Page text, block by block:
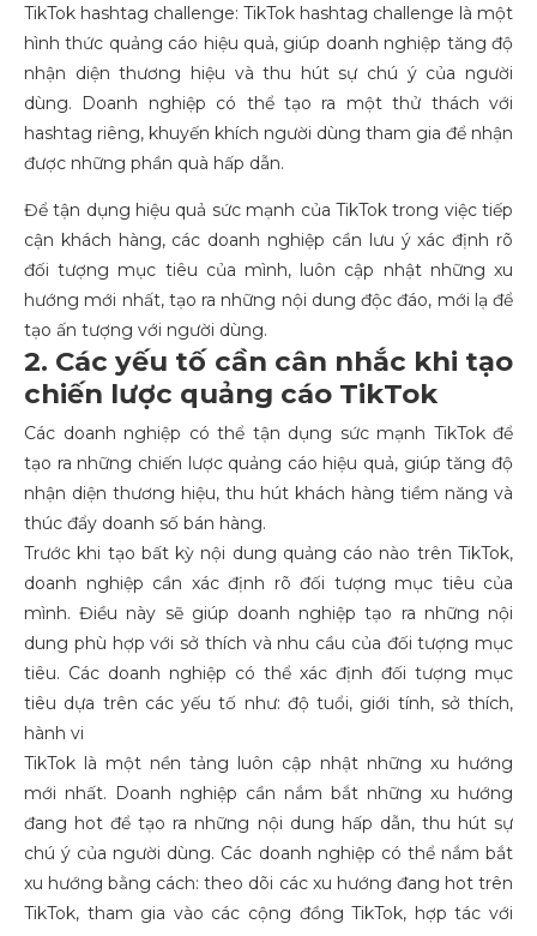
TikTok hashtag challenge: TikTok hashtag challenge là một
hình thức quảng cáo hiệu quả, giúp doanh nghiệp tăng độ
nhận diện thương hiệu và thu hút sự chú ý của người
dùng. Doanh nghiệp có thể tạo ra một thử thách với
hashtag riêng, khuyến khích người dùng tham gia để nhận
được những phần quà hấp dẫn.
Để tận dụng hiệu quả sức mạnh của TikTok trong việc tiếp
cận khách hàng, các doanh nghiệp cần lưu ý xác định rõ
đối tượng mục tiêu của mình, luôn cập nhật những xu
hướng mới nhất, tạo ra những nội dung độc đáo, mới lạ để
tạo ấn tượng với người dùng.
2. Các yếu tố cần cân nhắc khi tạo
chiến lược quảng cáo TikTok
Các doanh nghiệp có thể tận dụng sức mạnh TikTok để
tạo ra những chiến lược quảng cáo hiệu quả, giúp tăng độ
nhận diện thương hiệu, thu hút khách hàng tiềm năng và
thúc đẩy doanh số bán hàng.
Trước khi tạo bất kỳ nội dung quảng cáo nào trên TikTok,
doanh nghiệp cần xác định rõ đối tượng mục tiêu của
mình. Điều này sẽ giúp doanh nghiệp tạo ra những nội
dung phù hợp với sở thích và nhu cầu của đối tượng mục
tiêu. Các doanh nghiệp có thể xác định đối tượng mục
tiêu dựa trên các yếu tố như: độ tuổi, giới tính, sở thích,
hành vi
TikTok là một nền tảng luôn cập nhật những xu hướng
mới nhất. Doanh nghiệp cần nắm bắt những xu hướng
đang hot để tạo ra những nội dung hấp dẫn, thu hút sự
chú ý của người dùng. Các doanh nghiệp có thể nắm bắt
xu hướng bằng cách: theo dõi các xu hướng đang hot trên
TikTok, tham gia vào các cộng đồng TikTok, hợp tác với